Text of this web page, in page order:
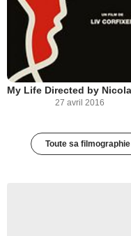
27 avril 2016
Toute sa filmographie